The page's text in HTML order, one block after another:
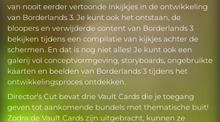
van nooit eerder vertoonde inkijkjes in de ontwikkeling
van Borderlands 3. Je kunt ook het ontstaan, de
bloopers en verwijderde content van Borderlands 3
bekijken tijdens een compilatie van kijkjes achter de
schermen. En dat is nog niet alles! Je kunt ook een
galerij vol conceptvormgeving, storyboards, ongebruikte
kaarten en beelden van Borderlands 3 tijdens het
ontwikkelingsproces ontdekken.
Director's Cut bevat drie Vault Cards die je toegang
geven tot aankomende bundels met thematische buit!
Zodra de Vault Cards zijn uitgebracht, kunnen ze